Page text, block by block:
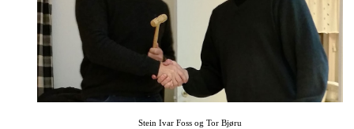
Stein Ivar Foss og Tor Bjøru